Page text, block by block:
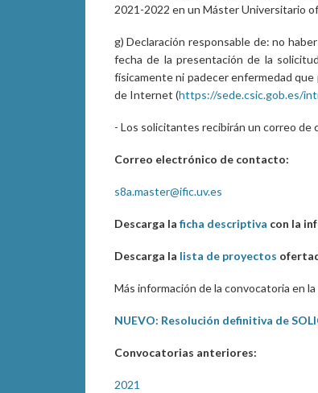
2021-2022 en un Máster Universitario
g) Declaración responsable de: no
fecha de la presentación de la
físicamente ni padecer enfermedad
de Internet (https://sede.csic.gob.es/
- Los solicitantes recibirán un correo de
Correo electrónico de contacto:
s8a.master@ific.uv.es
Descarga la ficha descriptiva con la
Descarga la lista de proyectos
Más información de la convocatoria en
NUEVO: Resolución definitiva de
Convocatorias anteriores:
2021